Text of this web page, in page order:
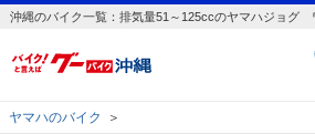
沖縄のバイク一覧：排気量51～125ccのヤマハジョグ
ヤマハのバイク ＞